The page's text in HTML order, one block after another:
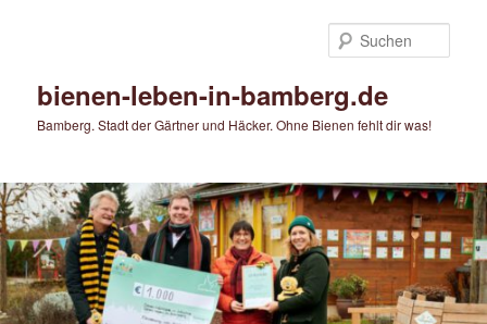
bienen-leben-in-bamberg.de
Bamberg. Stadt der Gärtner und Häcker. Ohne Bienen fehlt dir was!